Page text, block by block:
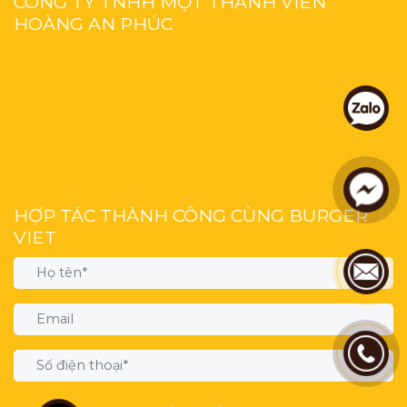
HOÀNG AN PHÚC
HỢP TÁC THÀNH CÔNG CÙNG BURGER
VIET